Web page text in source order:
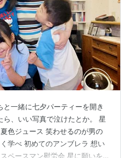
と一緒に七夕パーティーを開き
ら、いい写真で泣けたとか。 星
色ジュース 笑わせるのが男の
学べ 初めてのアンブレラ 想い
ペースマン慰労会 星に願いを